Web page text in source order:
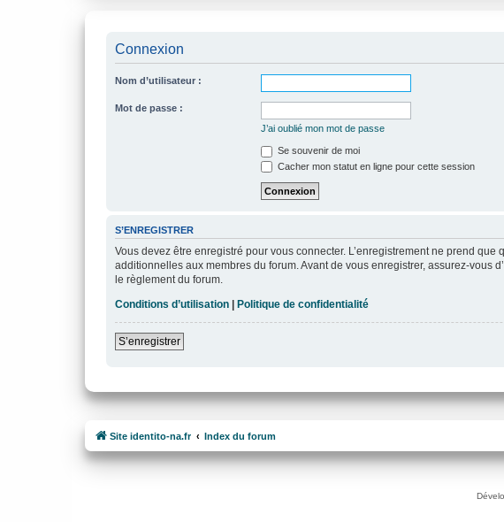
Connexion
Nom d’utilisateur :
Mot de passe :
J’ai oublié mon mot de passe
Se souvenir de moi
Cacher mon statut en ligne pour cette session
S’ENREGISTRER
Vous devez être enregistré pour vous connecter. L’enregistrement ne prend
additionnelles aux membres du forum. Avant de vous enregistrer, assurez-vous
le règlement du forum.
Conditions d’utilisation | Politique de confidentialité
S’enregistrer
Site identito-na.fr Index du forum